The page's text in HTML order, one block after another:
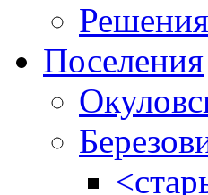
Поселения